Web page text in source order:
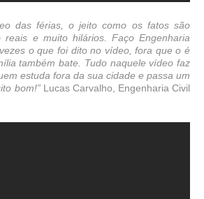
das férias, o jeito como os fatos são
reais e muito hilários. Faço Engenharia
o que foi dito no vídeo, fora que o é
também bate. Tudo naquele vídeo faz
estuda fora da sua cidade e passa um
bom!”Lucas Carvalho, Engenharia Civil